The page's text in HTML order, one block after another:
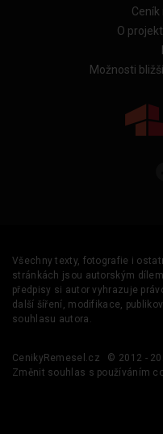
Ceník
O
Možnosti
Všechny texty, fotografie i
stránkách jsou autorským
předpisy si autor vyhrazuje
další šíření, modifikace,
souhlasu autora.
CenikyRemesel.cz © 2012 -
Změnit souhlas s používáním